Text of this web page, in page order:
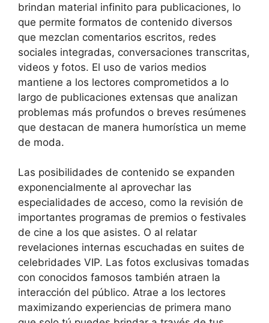
brindan material infinito para publicaciones, lo
que permite formatos de contenido diversos
que mezclan comentarios escritos, redes
sociales integradas, conversaciones transcritas,
videos y fotos. El uso de varios medios
mantiene a los lectores comprometidos a lo
largo de publicaciones extensas que analizan
problemas más profundos o breves resúmenes
que destacan de manera humorística un meme
de moda.
Las posibilidades de contenido se expanden
exponencialmente al aprovechar las
especialidades de acceso, como la revisión de
importantes programas de premios o festivales
de cine a los que asistes. O al relatar
revelaciones internas escuchadas en suites de
celebridades VIP. Las fotos exclusivas tomadas
con conocidos famosos también atraen la
interacción del público. Atrae a los lectores
maximizando experiencias de primera mano